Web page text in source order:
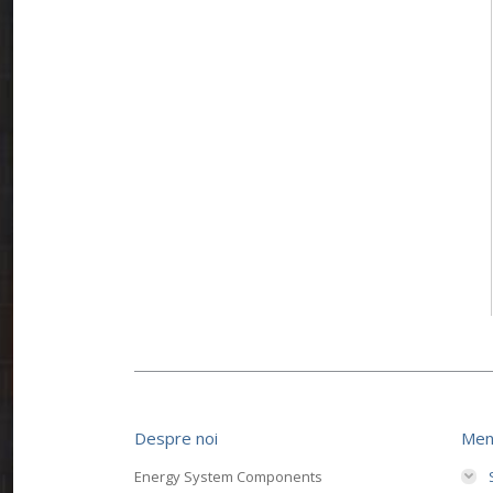
Despre noi
Energy System Components